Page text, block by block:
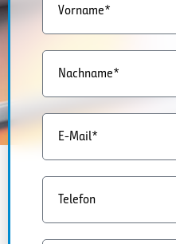
Vorname*
Nachname*
E-Mail*
Telefon